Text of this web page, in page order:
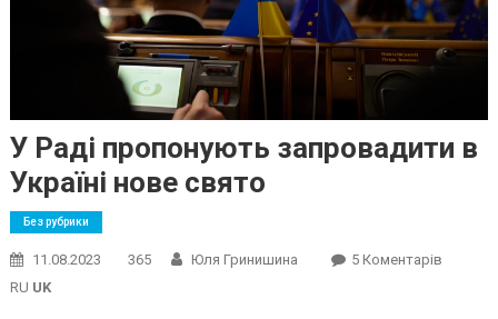
У Раді пропонують запровадити в
Україні нове свято
Без рубрики
11.08.2023 365 Юля Гринишина 5 КоментарівДо
RU UK